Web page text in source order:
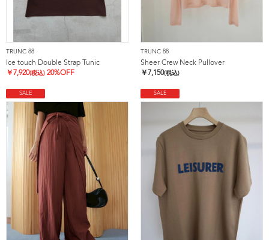
TRUNC 88
Ice touch Double Strap Tunic
￥ 7,920(税込) 20%OFF
TRUNC 88
Sheer Crew Neck Pullover
￥ 7,150(税込)
SALE SALE